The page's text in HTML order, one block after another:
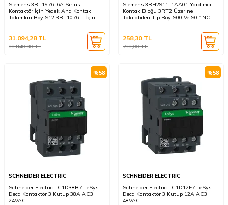
Siemens 3RT1976-6A Sirius
Kontaktör İçin Yedek Ana Kontak
Takımları Boy:S12 3RT1076-.. İçin
88.840,80TL
31.094,28TL
Siemens 3RH2911-1AA01 Yardımcı
Kontak Bloğu 3RT2 Üzerine
Takılabilen Tip Boy:S00 Ve S0 1NC
738,00TL
258,30TL
%58
SCHNEIDER ELECTRIC
Schneider Electric LC1D38B7 TeSys
Deca Kontaktör 3 Kutup 38A AC3
24VAC
%58
SCHNEIDER ELECTRIC
Schneider Electric LC1D12E7 TeSys
Deca Kontaktör 3 Kutup 12A AC3
48VAC